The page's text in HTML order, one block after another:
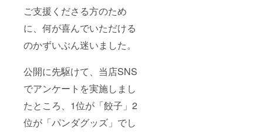
ご支援くださる方のため
に、何が喜んでいただける
のかずいぶん迷いました。
公開に先駆けて、当店SNS
でアンケートを実施しまし
たところ、1位が「餃子」2
位が「パンダグッズ」でし